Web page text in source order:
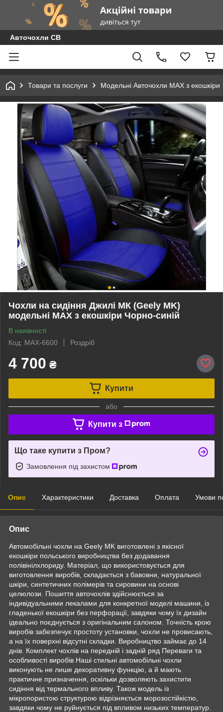
Авточохли СВ
Товари та послуги Модельні Авточохли MAX з екошкіри
Чохли на сидіння Джилі МК (Geely MK)
модельні MAX з екошкіри Чорно-синій
В наявності
Код: MAX-6600
Роздріб
4 700 ₴
Купити
або
Купити з
Що таке купити з Пром?
Замовлення під захистом
Опис Характеристики Доставка Оплата Умови
Опис
Автомобільні чохли на Geely MK виготовлені з якісної
екошкіри польського виробництва без додавання
полівінілхлориду. Матеріал, що використовується для
виготовлення виробів, складається з бавовни, натуральної
шкіри, синтетичних полімерів та сировини на основі
целюлози. Пошиття авточохлів здійснюється за
індивідуальними лекалами для конкретної моделі машини, із
гладенької екошкіри без перфорації, завдяки чому їх дизайн
ідеально поєднується з оригінальним салоном. Точність крою
виробів забезпечує простоту установки, чохли не провисають,
а на їх поверхні відсутні складки. Виробництво займає до 14
днів. Комплект чохлів на передній і задній ряд Переваги та
особливості виробів Наші стильні автомобільні чохли
виконують не лише декоративну функцію, а й мають
практичне призначення, оскільки дозволяють захистити
сидіння від термального впливу. Також модель із
мікропористою структурою відрізняється морозостійкістю,
завдяки чому не руйнується під впливом низьких температур.